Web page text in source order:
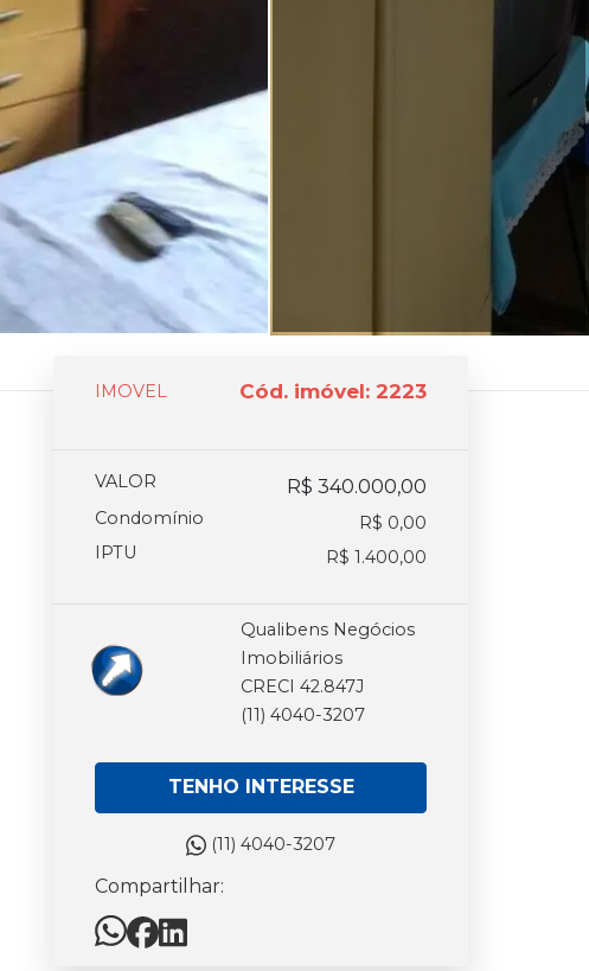
IMOVEL Cód. imóvel: 2223
VALOR R$ 340.000,00
Condomínio
R$ 0,00
IPTU
R$ 1.400,00
Qualibens Negócios
Imobiliários
CRECI 42.847J
(11) 4040-3207
TENHO INTERESSE
(11) 4040-3207
Compartilhar: